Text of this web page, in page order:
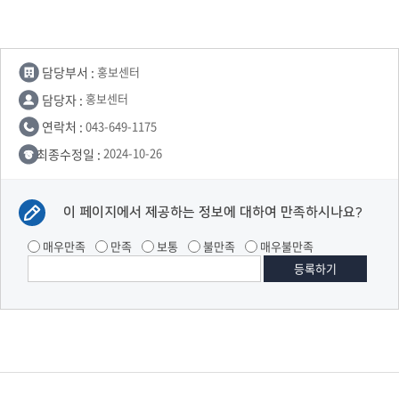
담당부서 : 홍보센터
담당자 : 홍보센터
연락처 : 043-649-1175
최종수정일 : 2024-10-26
이 페이지에서 제공하는 정보에 대하여 만족하시나요?
매우만족 만족 보통 불만족 매우불만족